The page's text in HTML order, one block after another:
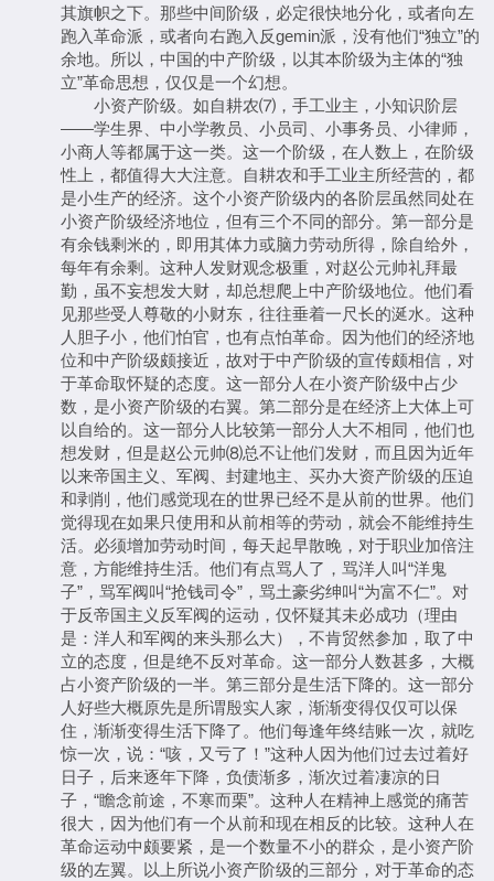
其旗帜之下。那些中间阶级，必定很快地分化，或者向左
跑入革命派，或者向右跑入反gemin派，没有他们“独立”的
余地。所以，中国的中产阶级，以其本阶级为主体的“独
立”革命思想，仅仅是一个幻想。
小资产阶级。如自耕农⑺，手工业主，小知识阶层
——学生界、中小学教员、小员司、小事务员、小律师，
小商人等都属于这一类。这一个阶级，在人数上，在阶级
性上，都值得大大注意。自耕农和手工业主所经营的，都
是小生产的经济。这个小资产阶级内的各阶层虽然同处在
小资产阶级经济地位，但有三个不同的部分。第一部分是
有余钱剩米的，即用其体力或脑力劳动所得，除自给外，
每年有余剩。这种人发财观念极重，对赵公元帅礼拜最
勤，虽不妄想发大财，却总想爬上中产阶级地位。他们看
见那些受人尊敬的小财东，往往垂着一尺长的涎水。这种
人胆子小，他们怕官，也有点怕革命。因为他们的经济地
位和中产阶级颇接近，故对于中产阶级的宣传颇相信，对
于革命取怀疑的态度。这一部分人在小资产阶级中占少
数，是小资产阶级的右翼。第二部分是在经济上大体上可
以自给的。这一部分人比较第一部分人大不相同，他们也
想发财，但是赵公元帅⑻总不让他们发财，而且因为近年
以来帝国主义、军阀、封建地主、买办大资产阶级的压迫
和剥削，他们感觉现在的世界已经不是从前的世界。他们
觉得现在如果只使用和从前相等的劳动，就会不能维持生
活。必须增加劳动时间，每天起早散晚，对于职业加倍注
意，方能维持生活。他们有点骂人了，骂洋人叫“洋鬼
子”，骂军阀叫“抢钱司令”，骂土豪劣绅叫“为富不仁”。对
于反帝国主义反军阀的运动，仅怀疑其未必成功（理由
是：洋人和军阀的来头那么大），不肯贸然参加，取了中
立的态度，但是绝不反对革命。这一部分人数甚多，大概
占小资产阶级的一半。第三部分是生活下降的。这一部分
人好些大概原先是所谓殷实人家，渐渐变得仅仅可以保
住，渐渐变得生活下降了。他们每逢年终结账一次，就吃
惊一次，说：“咳，又亏了！”这种人因为他们过去过着好
日子，后来逐年下降，负债渐多，渐次过着凄凉的日
子，“瞻念前途，不寒而栗”。这种人在精神上感觉的痛苦
很大，因为他们有一个从前和现在相反的比较。这种人在
革命运动中颇要紧，是一个数量不小的群众，是小资产阶
级的左翼。以上所说小资产阶级的三部分，对于革命的态